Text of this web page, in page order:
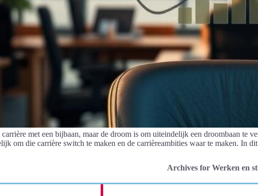
met een bijbaan, maar de droom is om uiteindelijk een droombaan te
om die carrière switch te maken en de carrièreambities waar te maken. In
Archives for Werken en